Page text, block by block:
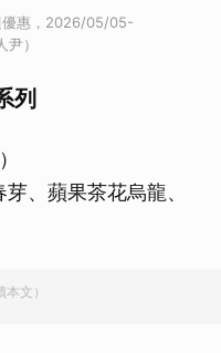
優惠，2026/05/05-
）
列
、蘋果茶花烏龍、
文）